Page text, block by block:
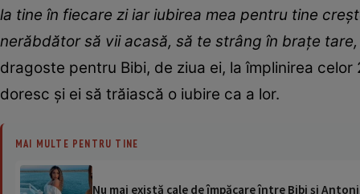
la tine în fiecare zi iar iubirea mea pentru tine
nerăbdător să vii acasă, să te strâng în brațe tare,
dragoste pentru Bibi, de ziua ei, la împlinirea
doresc și ei să trăiască o iubire ca a lor.
MAI MULTE PENTRU TINE
Nu mai există cale de împăcare între Bibi și